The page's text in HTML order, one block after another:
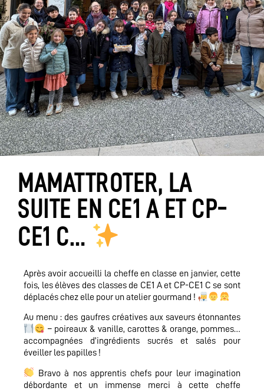
MAMATTROTER, LA
SUITE EN CE1 A ET CP-
CE1 C…
Après avoir accueilli la cheffe en classe en janvier, cette
fois, les élèves des classes de CE1 A et CP-CE1 C se sont
déplacés chez elle pour un atelier gourmand !
Au menu : des gaufres créatives aux saveurs étonnantes
– poireaux & vanille, carottes & orange, pommes…
accompagnées d’ingrédients sucrés et salés pour
éveiller les papilles !
Bravo à nos apprentis chefs pour leur imagination
débordante et un immense merci à cette cheffe